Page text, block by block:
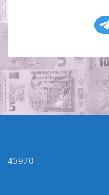
45970